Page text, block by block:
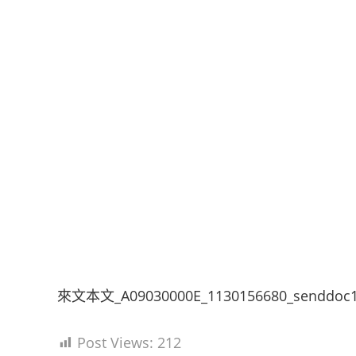
來文本文
Post Views: 212